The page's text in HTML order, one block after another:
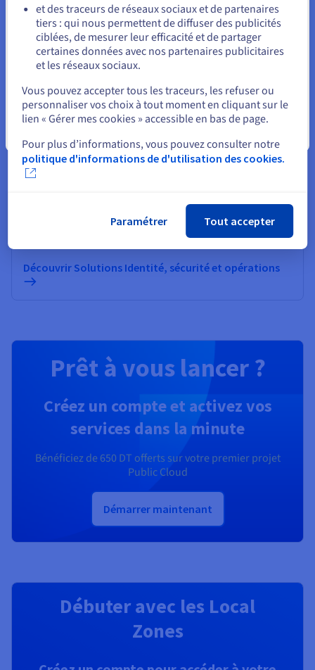
Informatique quantique
Explorez l’informatique quantique grâce à une
plateforme unifiée : simulez, testez et exécutez vos
algorithmes sur des émulateurs et QPU en toute
simplicité.
Découvrir Quantum as a Service
Sécurisez, gérez et monitorez vos services cloud chez
Découvrir Solutions Identité, sécurité et opérations
Prêt à vous lancer ?
Créez un compte et activez vos
services dans la minute
Bénéficiez de 650 DT offerts sur votre premier projet
Public Cloud
Démarrer maintenant
Débuter avec les Local
Zones
Rester sur le site actuel
Sélectionner un autre site web
et des traceurs de réseaux sociaux et de partenaires
tiers : qui nous permettent de diffuser des publicités
ciblées, de mesurer leur efficacité et de partager
certaines données avec nos partenaires publicitaires
et les réseaux sociaux.
Vous pouvez accepter tous les traceurs, les refuser ou
personnaliser vos choix à tout moment en cliquant sur le
lien « Gérer mes cookies » accessible en bas de page.
Pour plus d’informations, vous pouvez consulter notre
politique d'informations de d'utilisation des cookies.
Paramétrer Tout accepter